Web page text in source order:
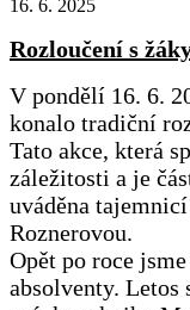
16. 6. 2025
Rozloučení s
V pondělí 16. 6.
konalo tradiční
Tato akce, která
záležitosti a je
uváděna
Roznerovou.
Opět po roce
absolventy. Letos